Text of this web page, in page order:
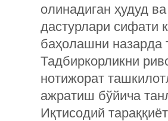
олинадиган ҳудуд
дастурлари сифати
баҳолашни назарда
Тадбиркорликни
нотижорат
ажратиш бўйича
Иқтисодий